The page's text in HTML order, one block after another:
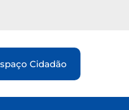
Cidadão